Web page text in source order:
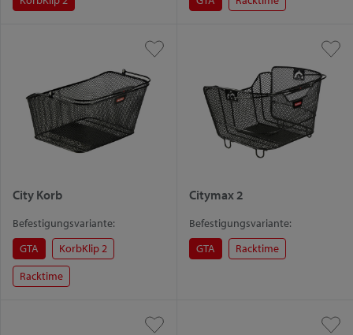
City Korb
Befestigungsvariante:
GTA
KorbKlip 2
Racktime
Citymax 2
Befestigungsvariante:
GTA
Racktime